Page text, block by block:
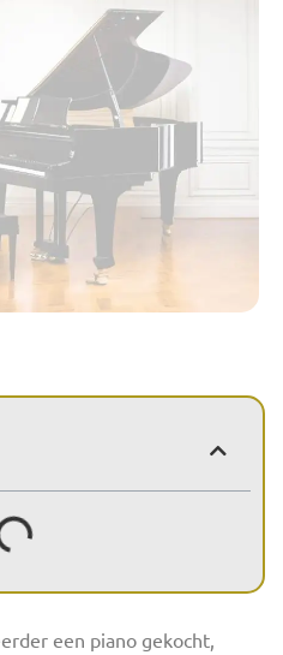
een piano gekocht,